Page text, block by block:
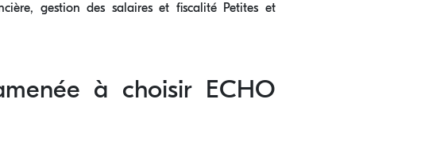
gestion des salaires et fiscalité Petites et
à choisir ECHO